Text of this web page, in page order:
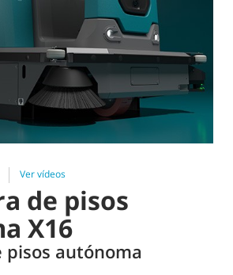
Ver vídeos
de pisos
X16
pisos autónoma